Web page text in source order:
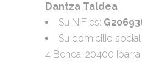
Dantza Taldea
Su NIF es:
Su domicilio
4 Behea, 20400